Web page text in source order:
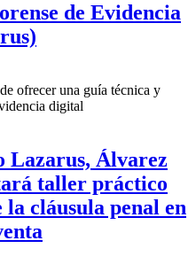
de Evidencia
ofrecer una guía técnica y
digital
Álvarez
taller práctico
cláusula penal en